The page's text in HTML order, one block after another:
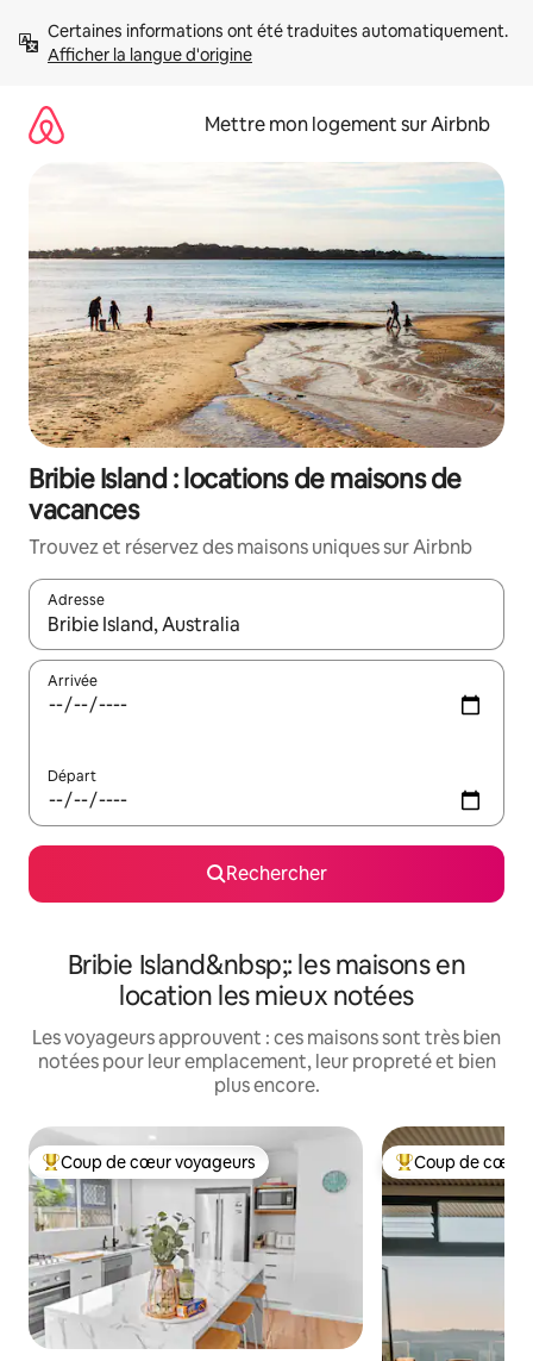
directement
Afficher la langue d'origine
Mettre mon logement sur Airbnb
Bribie Island : locations de maisons de
vacances
Trouvez et réservez des maisons uniques sur Airbnb
Adresse
Lorsque les résultats s'affichent, utilisez les flèches vers le
Arrivée
Départ
Rechercher
Bribie Island&nbsp;: les maisons en
location les mieux notées
Les voyageurs approuvent : ces maisons sont très bien
notées pour leur emplacement, leur propreté et bien
plus encore.
Coups de cœur voyageurs les plus appréciés
Coup de cœur voyageurs Coups de cœur
Coup de cœur